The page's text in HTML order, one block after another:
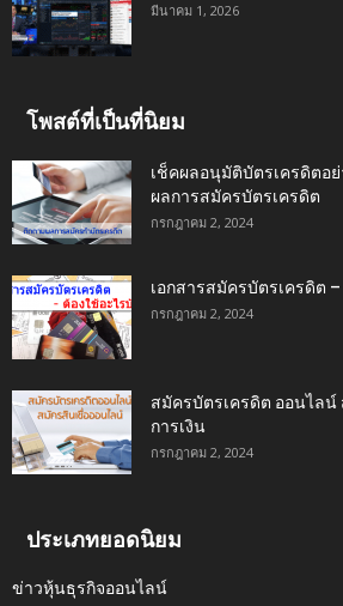
มีนาคม 1, 2026
โพสต์ที่เป็นที่นิยม
เช็คผลอนุมัติบัตรเครดิตอ
ผลการสมัครบัตรเครดิต
กรกฎาคม 2, 2024
เอกสารสมัครบัตรเครดิต
กรกฎาคม 2, 2024
สมัครบัตรเครดิต ออนไล
การเงิน
กรกฎาคม 2, 2024
ประเภทยอดนิยม
ข่าวหุ้นธุรกิจออนไลน์